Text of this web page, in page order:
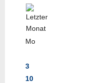
Mo
3
10